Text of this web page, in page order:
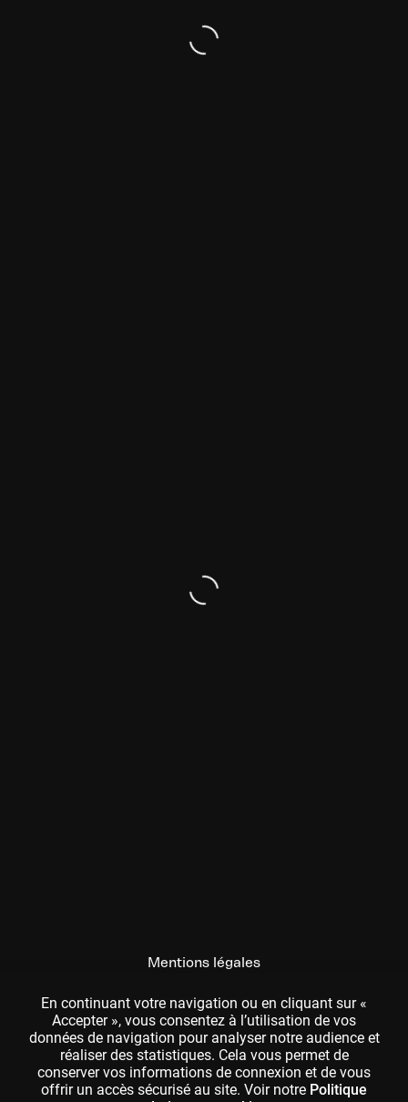
Mentions légales
CGU
En continuant votre navigation ou en cliquant sur «
Accepter », vous consentez à l’utilisation de vos
données de navigation pour analyser notre audience et
réaliser des statistiques. Cela vous permet de
conserver vos informations de connexion et de vous
offrir un accès sécurisé au site. Voir notre Politique